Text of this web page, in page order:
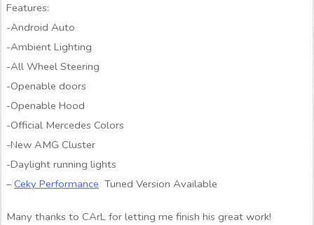
Features:
-Android Auto
-Ambient Lighting
-All Wheel Steering
-Openable doors
-Openable Hood
-Official Mercedes Colors
-New AMG Cluster
-Daylight running lights
–Ceky Performance Tuned Version Available
Many thanks to CArL for letting me finish his great work!